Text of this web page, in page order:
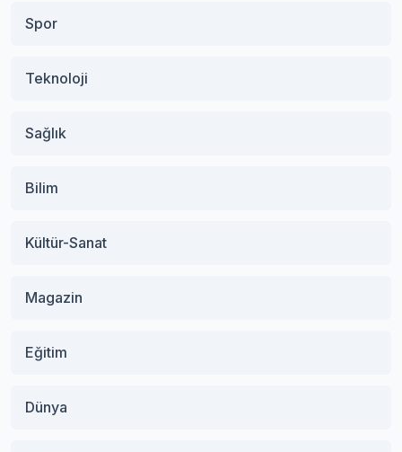
Spor
Teknoloji
Sağlık
Bilim
Kültür-Sanat
Magazin
Eğitim
Dünya